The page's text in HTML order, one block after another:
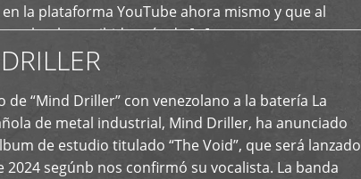
la plataforma YouTube ahora mismo y que al
ya ha recibido más de […]
de “Mind Driller” con venezolano a la batería La
de metal industrial, Mind Driller, ha anunciado
de estudio titulado “The Void”, que será lanzado
2024 segúnb nos confirmó su vocalista. La banda